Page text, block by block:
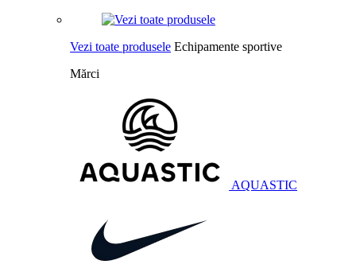
Vezi toate produsele Echipamente sportive
Mărci
AQUASTIC